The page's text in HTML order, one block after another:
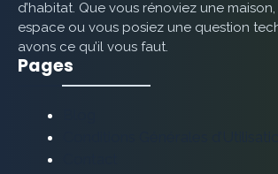
d’habitat. Que vous rénoviez une
espace ou vous posiez une question
avons ce qu’il vous faut.
Pages